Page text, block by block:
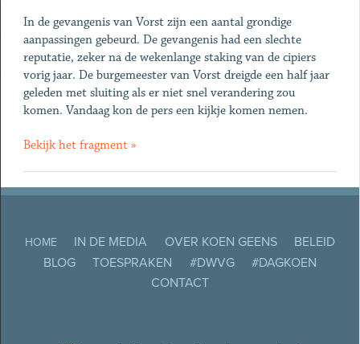
In de gevangenis van Vorst zijn een aantal grondige
aanpassingen gebeurd. De gevangenis had een slechte
reputatie, zeker na de wekenlange staking van de cipiers
vorig jaar. De burgemeester van Vorst dreigde een half jaar
geleden met sluiting als er niet snel verandering zou
komen. Vandaag kon de pers een kijkje komen nemen.
Bekijk het fragment »
HOME IN DE MEDIA OVER KOEN GEENS
BELEID
BLOG
TOESPRAKEN #DWVG
#DAGKOEN
CONTACT